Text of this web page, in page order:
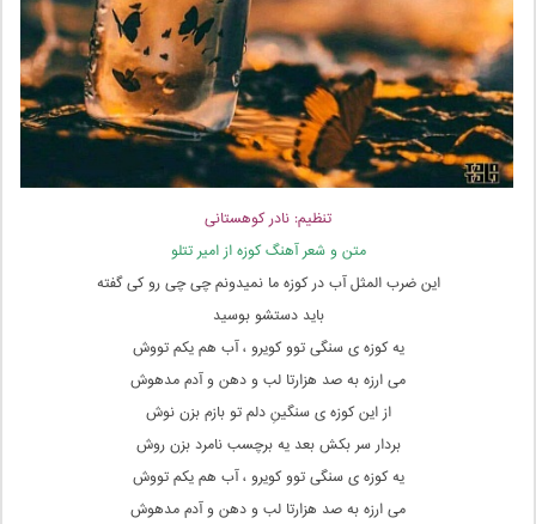
تنظیم: نادر کوهستانی
متن و شعر آهنگ کوزه از امیر تتلو
این ضرب المثل آب در کوزه ما نمیدونم چی چی رو کی گفته
باید دستشو بوسید
یه کوزه ی سنگی توو کویرو ، آب هم یکم تووش
می ارزه به صد هزارتا لب و دهن و آدم مدهوش
از این کوزه ی سنگینِ دلم تو بازم بزن نوش
بردار سر بکش بعد یه برچسب نامرد بزن روش
یه کوزه ی سنگی توو کویرو ، آب هم یکم تووش
می ارزه به صد هزارتا لب و دهن و آدم مدهوش